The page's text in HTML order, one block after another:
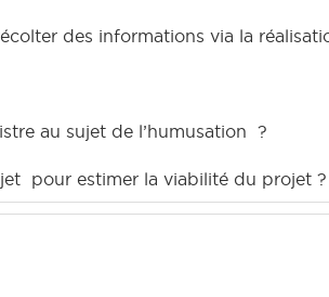
des informations via la
au sujet de l’humusation ?
pour estimer la viabilité du projet ?